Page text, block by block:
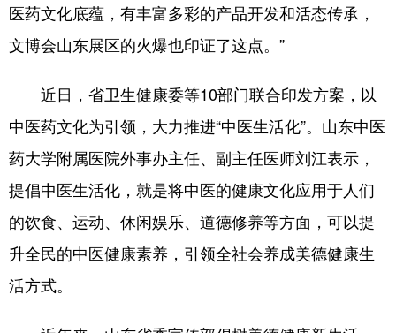
医药文化底蕴，有丰富多彩的产品开发和活态传承，
文博会山东展区的火爆也印证了这点。”
近日，省卫生健康委等10部门联合印发方案，以
中医药文化为引领，大力推进“中医生活化”。山东中医
药大学附属医院外事办主任、副主任医师刘江表示，
提倡中医生活化，就是将中医的健康文化应用于人们
的饮食、运动、休闲娱乐、道德修养等方面，可以提
升全民的中医健康素养，引领全社会养成美德健康生
活方式。